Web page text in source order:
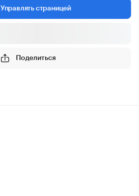
Управлять страницей
Поделиться